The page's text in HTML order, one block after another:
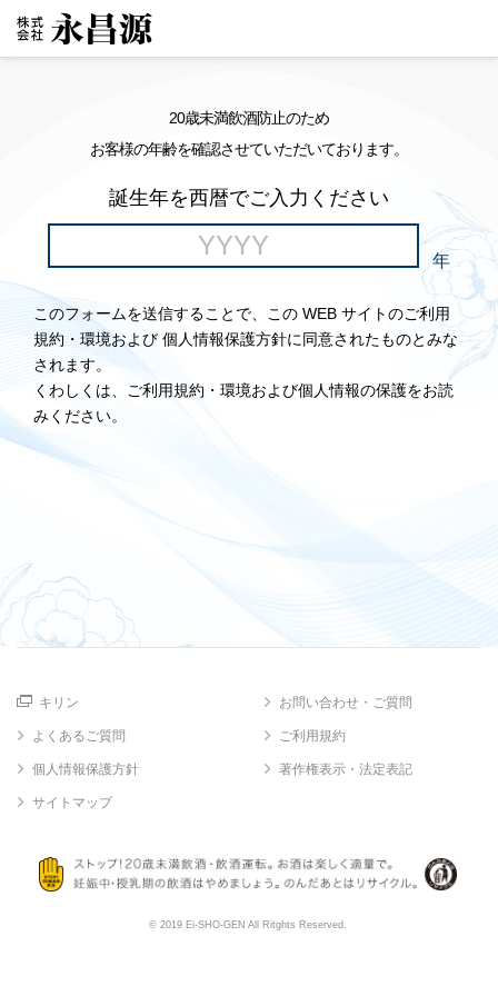
20歳未満飲酒防止のため
お客様の年齢を確認させていただいております。
誕生年を西暦でご入力ください
年
このフォームを送信することで、この WEB サイトのご利用
規約・環境および 個人情報保護方針に同意されたものとみな
されます。
くわしくは、ご利用規約・環境および個人情報の保護をお読
みください。
キリン お問い合わせ・ご質問
よくあるご質問 ご利用規約
個人情報保護方針 著作権表示・法定表記
サイトマップ
© 2019 Ei-SHO-GEN All Ritghts Reserved.